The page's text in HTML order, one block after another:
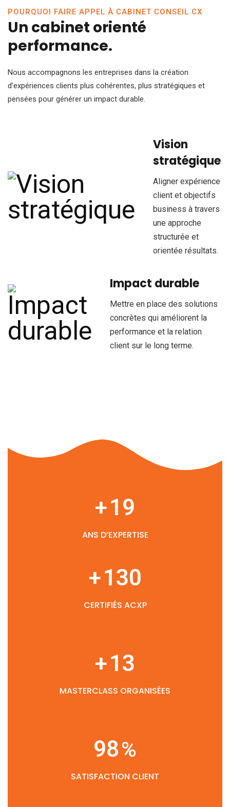
POURQUOI FAIRE APPEL À CABINET CONSEIL CX
Un cabinet orienté
performance.
Nous accompagnons les entreprises dans la création
d’expériences clients plus cohérentes, plus stratégiques et
pensées pour générer un impact durable.
Vision
stratégique
Aligner expérience
client et objectifs
business à travers
une approche
structurée et
orientée résultats.
Impact durable
Mettre en place des solutions
concrètes qui améliorent la
performance et la relation
client sur le long terme.
+19
ANS D’EXPERTISE
+130
CERTIFIÉS ACXP
+13
MASTERCLASS ORGANISÉES
98%
SATISFACTION CLIENT